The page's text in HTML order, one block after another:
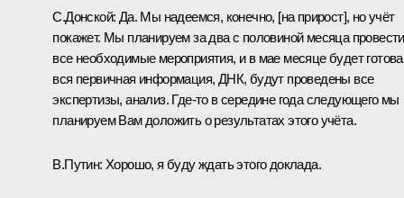
С.Донской: Да. Мы надеемся, конечно, [на прирост], но учёт
покажет. Мы планируем за два с половиной месяца провести
все необходимые мероприятия, и в мае месяце будет готова
вся первичная информация, ДНК, будут проведены все
экспертизы, анализ. Где‑то в середине года следующего мы
планируем Вам доложить о результатах этого учёта.
В.Путин: Хорошо, я буду ждать этого доклада.